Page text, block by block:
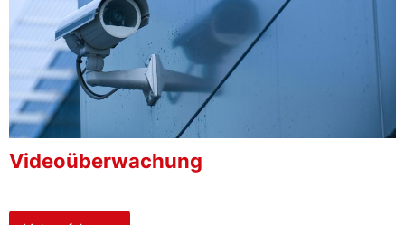
Videoüberwachung